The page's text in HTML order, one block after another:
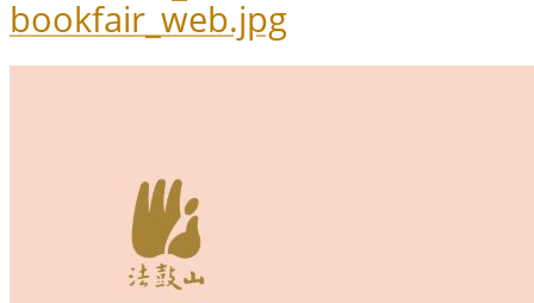
bookfair_web.jpg